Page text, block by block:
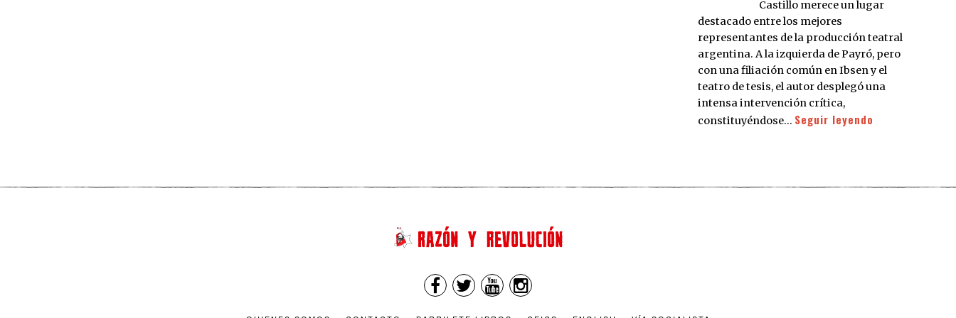
Castillo merece un lugar
destacado entre los mejores
representantes de la producción teatral
argentina. A la izquierda de Payró, pero
con una filiación común en Ibsen y el
teatro de tesis, el autor desplegó una
intensa intervención crítica,
constituyéndose… Seguir leyendo